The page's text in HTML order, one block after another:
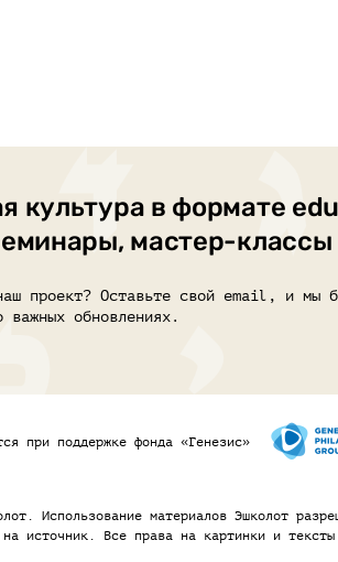
культура в формате
мастер-классы
проект? Оставьте свой email, и мы
важных обновлениях.
при поддержке фонда «Генезис»
Использование материалов Эшколот
на источник. Все права на картинки и